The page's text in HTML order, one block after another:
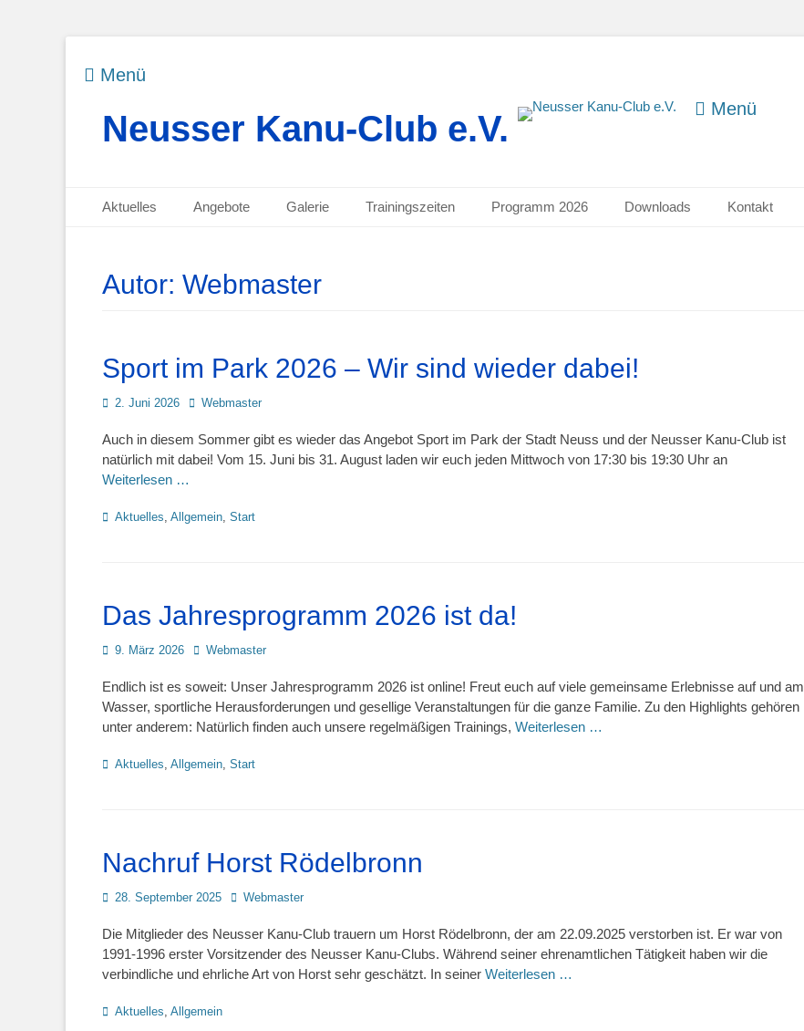
Menü
Neusser Kanu-Club e.V. Menü
Primäres Menü
Inhalt
Aktuelles Angebote Galerie Trainingszeiten Programm 2026 Downloads Kontakt
springen
Autor: Webmaster
Sport im Park 2026 – Wir sind wieder dabei!
Posted
2. Juni 2026 AutorWebmaster
Auch in diesem Sommer gibt es wieder das Angebot Sport im Park der Stadt Neuss und der Neusser Kanu-Club ist
natürlich mit dabei! Vom 15. Juni bis 31. August laden wir euch jeden Mittwoch von 17:30 bis 19:30 Uhr an
Weiterlesen …
Kategorien
Aktuelles, Allgemein, Start
Das Jahresprogramm 2026 ist da!
Posted
9. März 2026 AutorWebmaster
Endlich ist es soweit: Unser Jahresprogramm 2026 ist online! Freut euch auf viele gemeinsame Erlebnisse auf und am
Wasser, sportliche Herausforderungen und gesellige Veranstaltungen für die ganze Familie. Zu den Highlights gehören
unter anderem: Natürlich finden auch unsere regelmäßigen Trainings, Weiterlesen …
Kategorien
Aktuelles, Allgemein, Start
Nachruf Horst Rödelbronn
Posted
28. September 2025 AutorWebmaster
Die Mitglieder des Neusser Kanu-Club trauern um Horst Rödelbronn, der am 22.09.2025 verstorben ist. Er war von
1991-1996 erster Vorsitzender des Neusser Kanu-Clubs. Während seiner ehrenamtlichen Tätigkeit haben wir die
verbindliche und ehrliche Art von Horst sehr geschätzt. In seiner Weiterlesen …
Kategorien
Aktuelles, Allgemein